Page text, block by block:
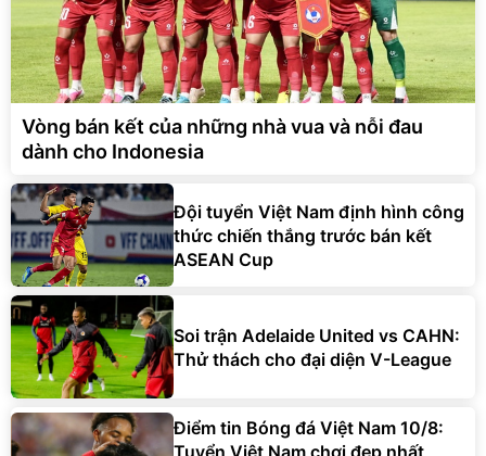
Vòng bán kết của những nhà vua và nỗi đau
dành cho Indonesia
Đội tuyển Việt Nam định hình công
thức chiến thắng trước bán kết
ASEAN Cup
Soi trận Adelaide United vs CAHN:
Thử thách cho đại diện V-League
Điểm tin Bóng đá Việt Nam 10/8: